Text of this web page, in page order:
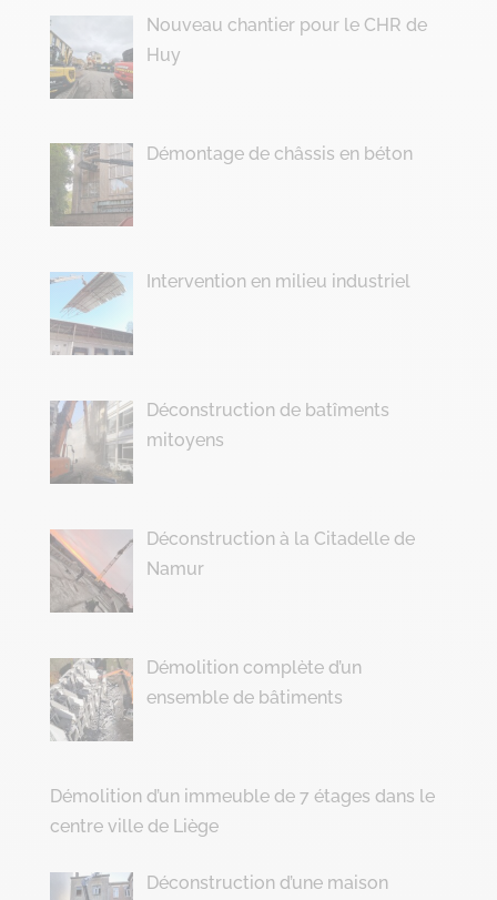
Nouveau chantier pour le CHR de
Huy
Démontage de châssis en béton
Intervention en milieu industriel
Déconstruction de batîments
mitoyens
Déconstruction à la Citadelle de
Namur
Démolition complète d’un
ensemble de bâtiments
Démolition d’un immeuble de 7 étages dans le
centre ville de Liège
Déconstruction d’une maison